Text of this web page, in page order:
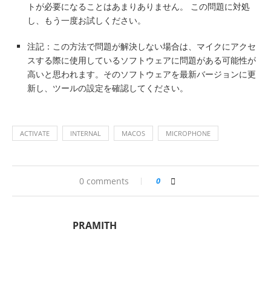
トが必要になることはあまりありません。 この問題に対処
し、もう一度お試しください。
注記：この方法で問題が解決しない場合は、マイクにアクセ
スする際に使用しているソフトウェアに問題がある可能性が
高いと思われます。そのソフトウェアを最新バージョンに更
新し、ツールの設定を確認してください。
ACTIVATE INTERNAL MACOS MICROPHONE
0 comments 0
PRAMITH